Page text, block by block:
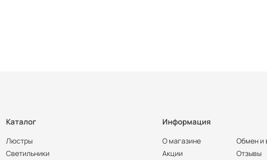
Каталог
Люстры
Светильники
Информация
О магазине
Акции
Обмен и
Отзывы